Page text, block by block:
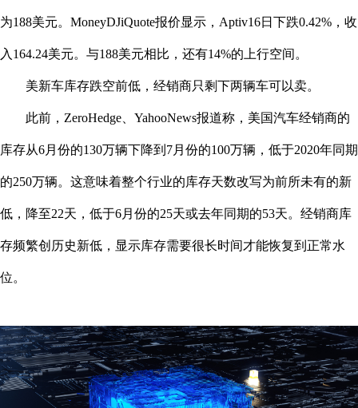
为188美元。MoneyDJiQuote报价显示，Aptiv16日下跌0.42%，收
入164.24美元。与188美元相比，还有14%的上行空间。
美新车库存跌空前低，经销商只剩下两辆车可以卖。
此前，ZeroHedge、YahooNews报道称，美国汽车经销商的
库存从6月份的130万辆下降到7月份的100万辆，低于2020年同期
的250万辆。这意味着整个行业的库存天数改写为前所未有的新
低，降至22天，低于6月份的25天或去年同期的53天。经销商库
存频繁创历史新低，显示库存需要很长时间才能恢复到正常水
位。